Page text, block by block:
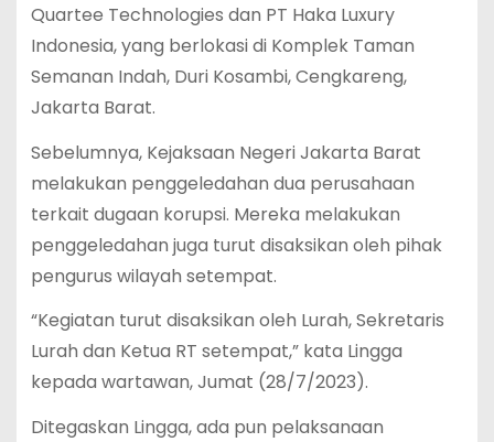
Quartee Technologies dan PT Haka Luxury
Indonesia, yang berlokasi di Komplek Taman
Semanan Indah, Duri Kosambi, Cengkareng,
Jakarta Barat.
Sebelumnya, Kejaksaan Negeri Jakarta Barat
melakukan penggeledahan dua perusahaan
terkait dugaan korupsi. Mereka melakukan
penggeledahan juga turut disaksikan oleh pihak
pengurus wilayah setempat.
“Kegiatan turut disaksikan oleh Lurah, Sekretaris
Lurah dan Ketua RT setempat,” kata Lingga
kepada wartawan, Jumat (28/7/2023).
Ditegaskan Lingga, ada pun pelaksanaan